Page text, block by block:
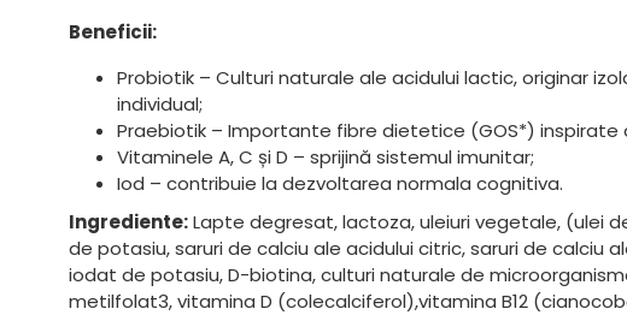
Beneficii:
Probiotik – Culturi naturale ale acidului lactic, originar
individual;
Praebiotik – Importante fibre dietetice (GOS*) inspirate
Vitaminele A, C și D – sprijină sistemul imunitar;
Iod – contribuie la dezvoltarea normala cognitiva.
Ingrediente:Lapte degresat, lactoza, uleiuri vegetale, (ulei
de potasiu, saruri de calciu ale acidului citric, saruri de
iodat de potasiu, D-biotina, culturi naturale de
metilfolat3, vitamina D (colecalciferol),vitamina B12